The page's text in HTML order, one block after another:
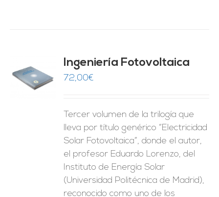
Ingeniería Fotovoltaica
72,00€
Tercer volumen de la trilogía que
lleva por título genérico “Electricidad
Solar Fotovoltaica”, donde el autor,
el profesor Eduardo Lorenzo, del
Instituto de Energía Solar
(Universidad Politécnica de Madrid),
reconocido como uno de los